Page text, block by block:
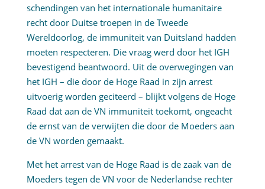
schendingen van het internationale humanitaire
recht door Duitse troepen in de Tweede
Wereldoorlog, de immuniteit van Duitsland hadden
moeten respecteren. Die vraag werd door het IGH
bevestigend beantwoord. Uit de overwegingen van
het IGH – die door de Hoge Raad in zijn arrest
uitvoerig worden geciteerd – blijkt volgens de Hoge
Raad dat aan de VN immuniteit toekomt, ongeacht
de ernst van de verwijten die door de Moeders aan
de VN worden gemaakt.
Met het arrest van de Hoge Raad is de zaak van de
Moeders tegen de VN voor de Nederlandse rechter